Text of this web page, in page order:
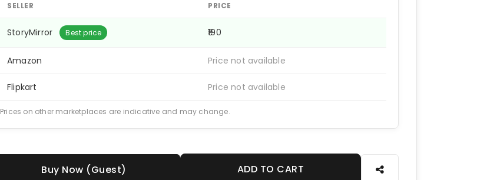
SELLER PRICE
StoryMirror Best price ₹190
Amazon Price not available
Flipkart Price not available
Prices on other marketplaces are indicative and may change.
Buy Now (Guest) ADD TO CART